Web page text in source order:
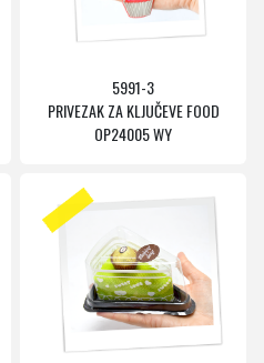
5991-3
PRIVEZAK ZA KLJUČEVE FOOD
OP24005 WY